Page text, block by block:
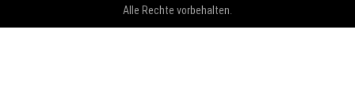
Alle Rechte vorbehalten.